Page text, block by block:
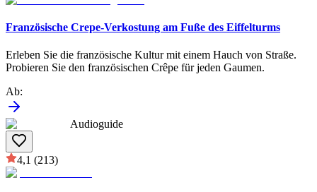
Französische Crepe-Verkostung am Fuße des Eiffelturms
Erleben Sie die französische Kultur mit einem Hauch von Straße.
Probieren Sie den französischen Crêpe für jeden Gaumen.
Ab:
Audioguide
4,1 (213)